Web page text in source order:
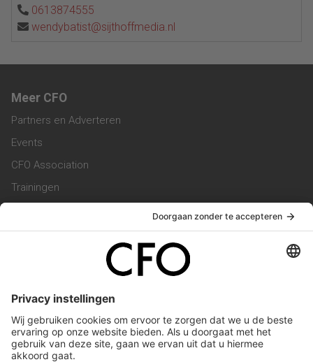
0613874555
wendybatist@sijthoffmedia.nl
Meer CFO
Partners en Adverteren
Events
CFO Association
Trainingen
Vacatures
Service & Contact
Werken bij ons
Privacy Statement
Algemene Voorwaarden